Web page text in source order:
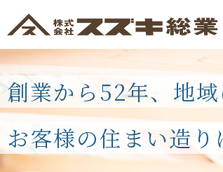
創業から52年、地
お客様の住まい造り